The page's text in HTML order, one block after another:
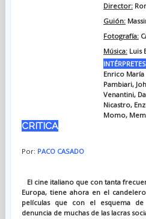
Director:
Guión:
Fotografía:
Música:Luis
INTÉRPRETES
Enrico
Pambiari,
Venantini,
Nicastro,
Momo,
CRITICA
Por: PACO CASADO
El cine italiano que con tanta
Europa, tiene ahora en el
películas que con el esquema
denuncia de muchas de las lacras